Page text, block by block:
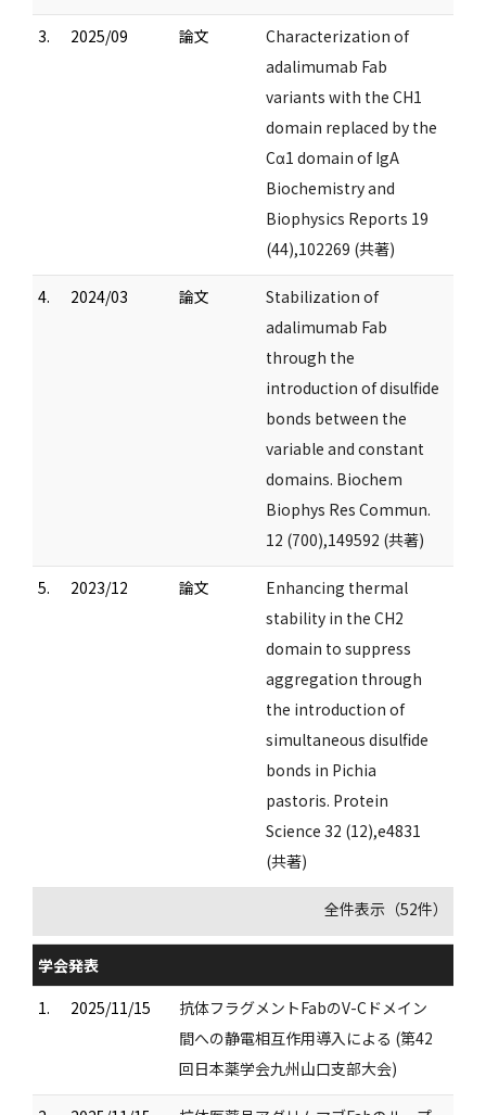
3. 2025/09 論文
Characterization of
adalimumab Fab
variants with the CH1
domain replaced by the
Cα1 domain of IgA
Biochemistry and
Biophysics Reports 19
(44),102269 (共著)
4. 2024/03 論文
Stabilization of
adalimumab Fab
through the
introduction of disulfide
bonds between the
variable and constant
domains. Biochem
Biophys Res Commun.
12 (700),149592 (共著)
5. 2023/12 論文
Enhancing thermal
stability in the CH2
domain to suppress
aggregation through
the introduction of
simultaneous disulfide
bonds in Pichia
pastoris. Protein
Science 32 (12),e4831
(共著)
全件表示（52件）
学会発表
1.
2025/11/15
抗体フラグメントFabのV-Cドメイン
間への静電相互作用導入による (第42
回日本薬学会九州山口支部大会)